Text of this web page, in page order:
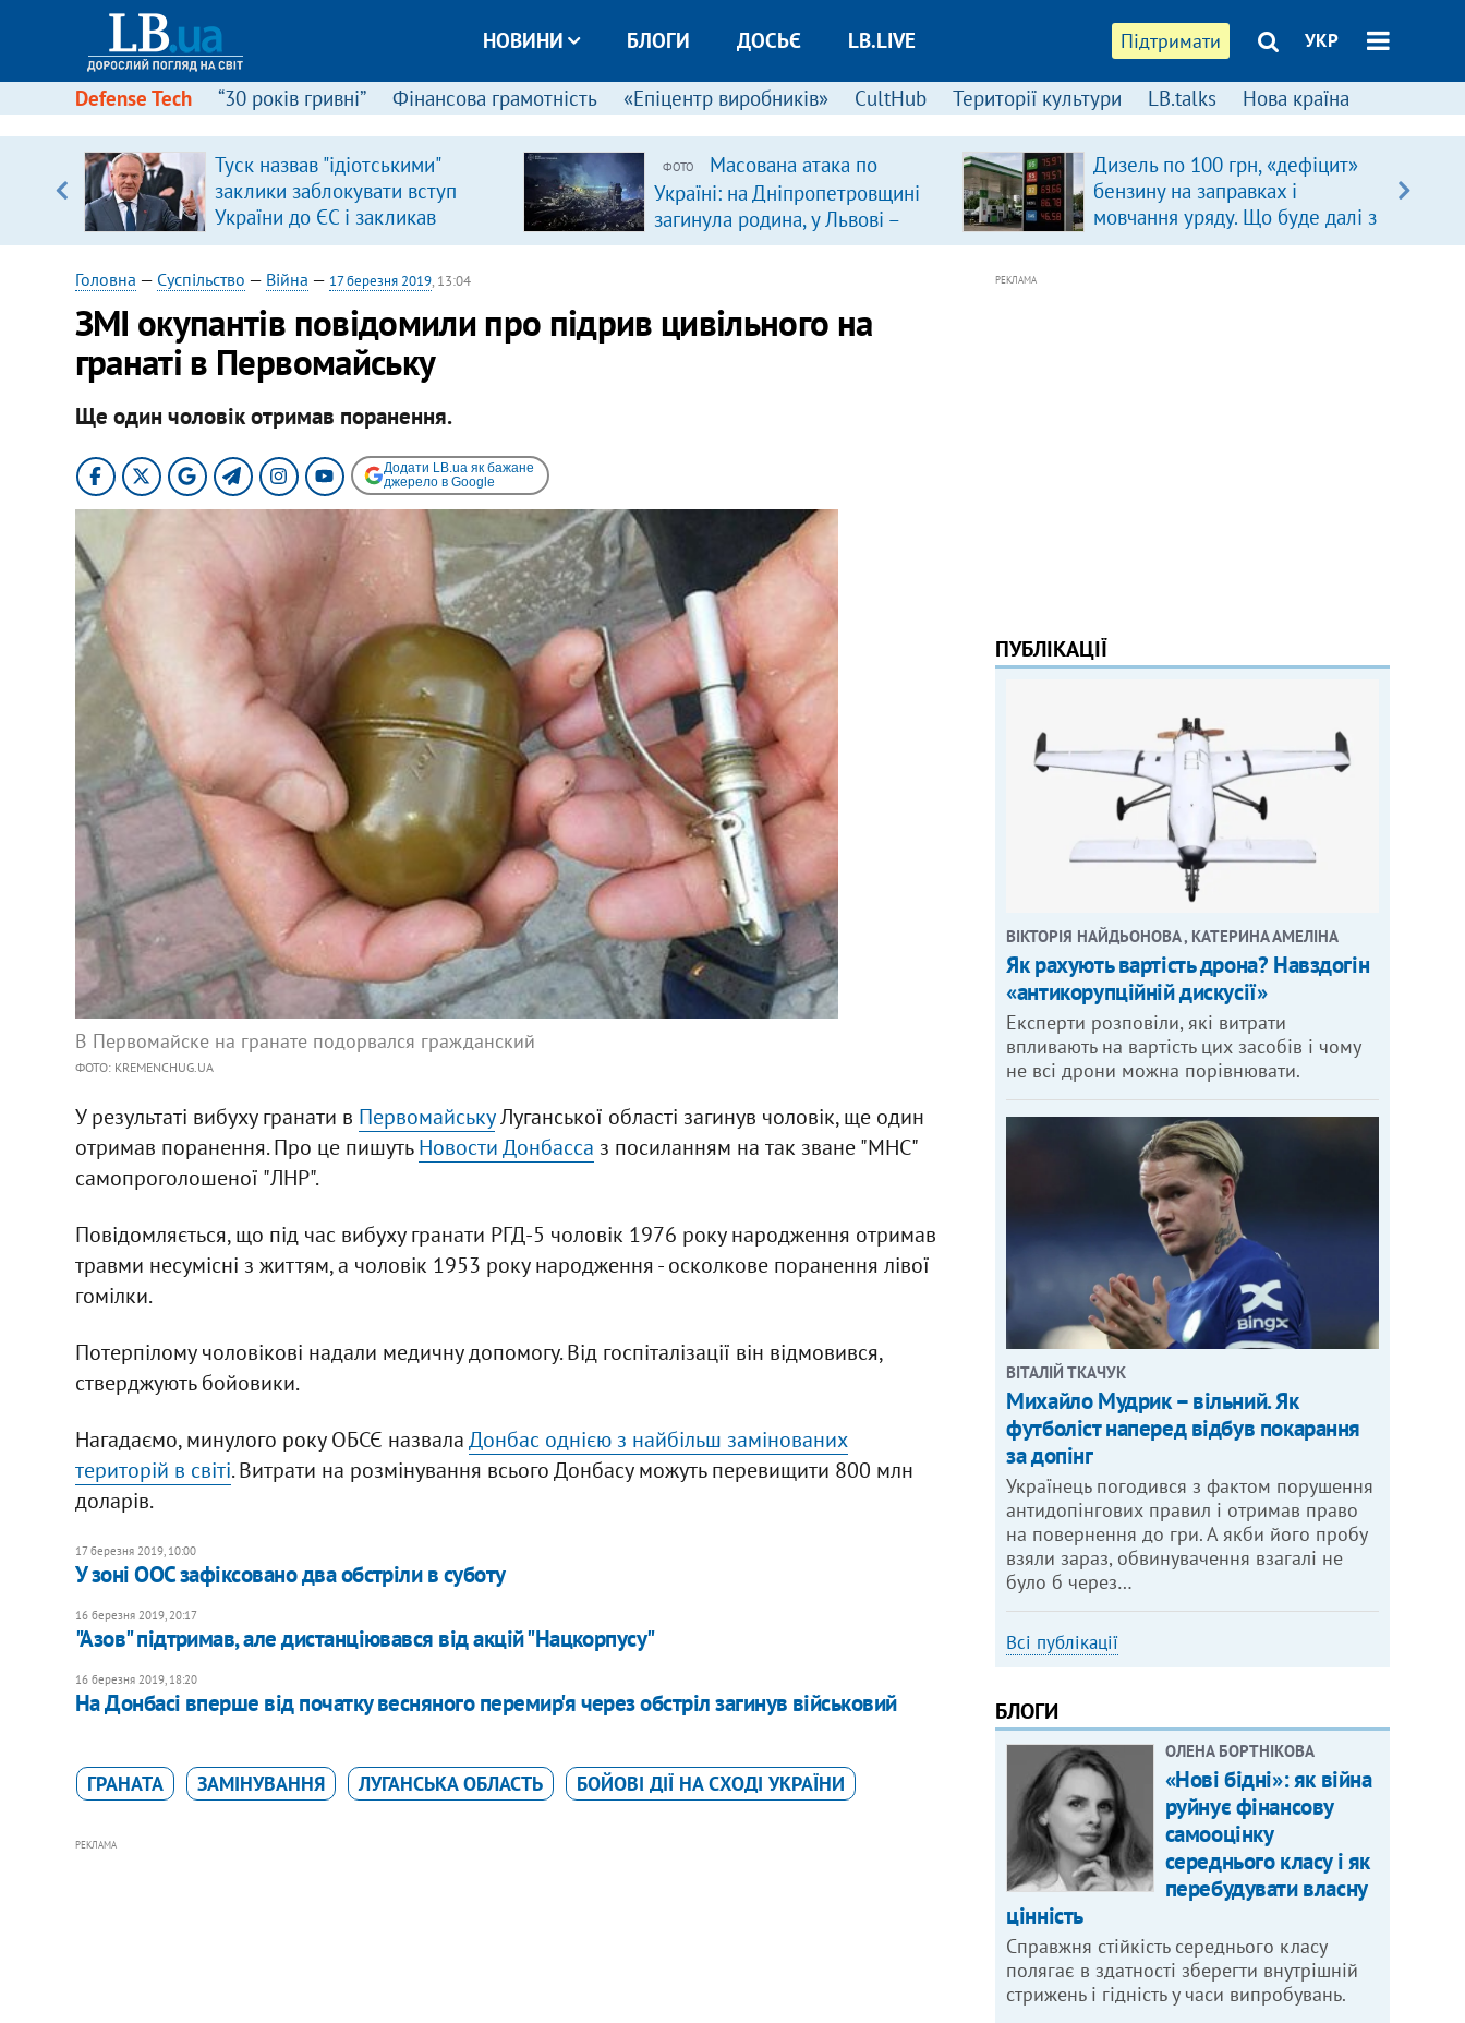
Підтримати УКР
НОВИНИ БЛОГИ ДОСЬЄ LB.LIVE
Defense Tech “30 років гривні” Фінансова грамотність «Епіцентр виробників» CultHub Території культури LB.talks Нова країна
Туск назвав "ідіотськими"
заклики заблокувати вступ
України до ЄС і закликав
припинити антиукраїнську
риторику
ФОТО
Масована атака по
Україні: на Дніпропетровщині
загинула родина, у Львові –
удар по багатоповерхівках
Дизель по 100 грн, «дефіцит»
бензину на заправках і
мовчання уряду. Що буде далі з
цінами на пальне?
Головна — Суспільство — Війна — 17 березня 2019, 13:04
ЗМІ окупантів повідомили про підрив цивільного на
гранаті в Первомайську
Ще один чоловік отримав поранення.
Додати LB.ua як бажане
джерело в Google
В Первомайске на гранате подорвался гражданский
ФОТО: KREMENCHUG.UA
У результаті вибуху гранати в ПервомайськуЛуганської області загинув чоловік, ще один
отримав поранення. Про це пишутьНовости Донбасса з посиланням на так зване "МНС"
самопроголошеної "ЛНР".
Повідомляється, що під час вибуху гранати РГД-5 чоловік 1976 року народження отримав
травми несумісні з життям, а чоловік 1953 року народження - осколкове поранення лівої
гомілки.
Потерпілому чоловікові надали медичну допомогу. Від госпіталізації він відмовився,
стверджують бойовики.
Нагадаємо, минулого року ОБСЄ назвалаДонбас однією з найбільш замінованих
територій в світі. Витрати на розмінування всього Донбасу можуть перевищити 800 млн
доларів.
17 березня 2019, 10:00
У зоні ООС зафіксовано два обстріли в суботу
16 березня 2019, 20:17
"Азов" підтримав, але дистанціювався від акцій "Нацкорпусу"
16 березня 2019, 18:20
На Донбасі вперше від початку весняного перемир'я через обстріл загинув військовий
ГРАНАТА ЗАМІНУВАННЯ ЛУГАНСЬКА ОБЛАСТЬ БОЙОВІ ДІЇ НА СХОДІ УКРАЇНИ
РЕКЛАМА
РЕКЛАМА
ПУБЛІКАЦІЇ
ВІКТОРІЯ НАЙДЬОНОВА , КАТЕРИНА АМЕЛІНА
Як рахують вартість дрона? Навздогін
«антикорупційній дискусії»
Експерти розповіли, які витрати
впливають на вартість цих засобів і чому
не всі дрони можна порівнювати.
ВІТАЛІЙ ТКАЧУК
Михайло Мудрик – вільний. Як
футболіст наперед відбув покарання
за допінг
Українець погодився з фактом порушення
антидопінгових правил і отримав право
на повернення до гри. А якби його пробу
взяли зараз, обвинувачення взагалі не
було б через…
Всі публікації
БЛОГИ
ОЛЕНА БОРТНІКОВА
«Нові бідні»: як війна
руйнує фінансову
самооцінку
середнього класу і як
перебудувати власну
цінність
Справжня стійкість середнього класу
полягає в здатності зберегти внутрішній
стрижень і гідність у часи випробувань.